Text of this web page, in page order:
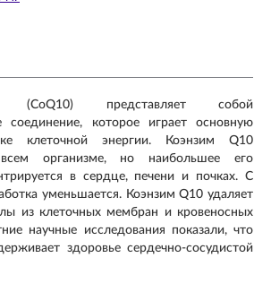
представляет собой
соединение, которое играет основную
клеточной энергии. Коэнзим Q10
организме, но наибольшее его
в сердце, печени и почках. С
уменьшается. Коэнзим Q10 удаляет
из клеточных мембран и кровеносных
научные исследования показали, что
здоровье сердечно-сосудистой